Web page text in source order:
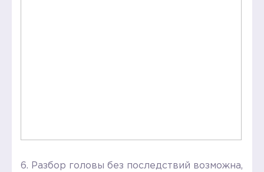
6. Разбор головы без последствий возможна,